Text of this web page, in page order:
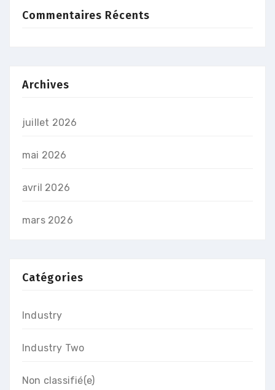
Commentaires Récents
Archives
juillet 2026
mai 2026
avril 2026
mars 2026
Catégories
Industry
Industry Two
Non classifié(e)